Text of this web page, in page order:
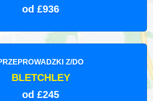
od £936
Z/DO
BLETCHLEY
od £245